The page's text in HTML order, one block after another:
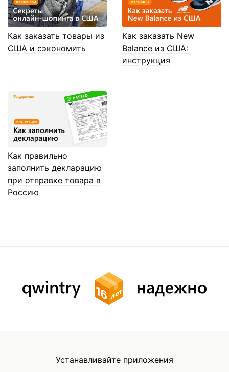
Как заказать товары из
США и сэкономить
Как заказать New
Balance из США:
инструкция
Как правильно
заполнить декларацию
при отправке товара в
Россию
Устанавливайте приложения